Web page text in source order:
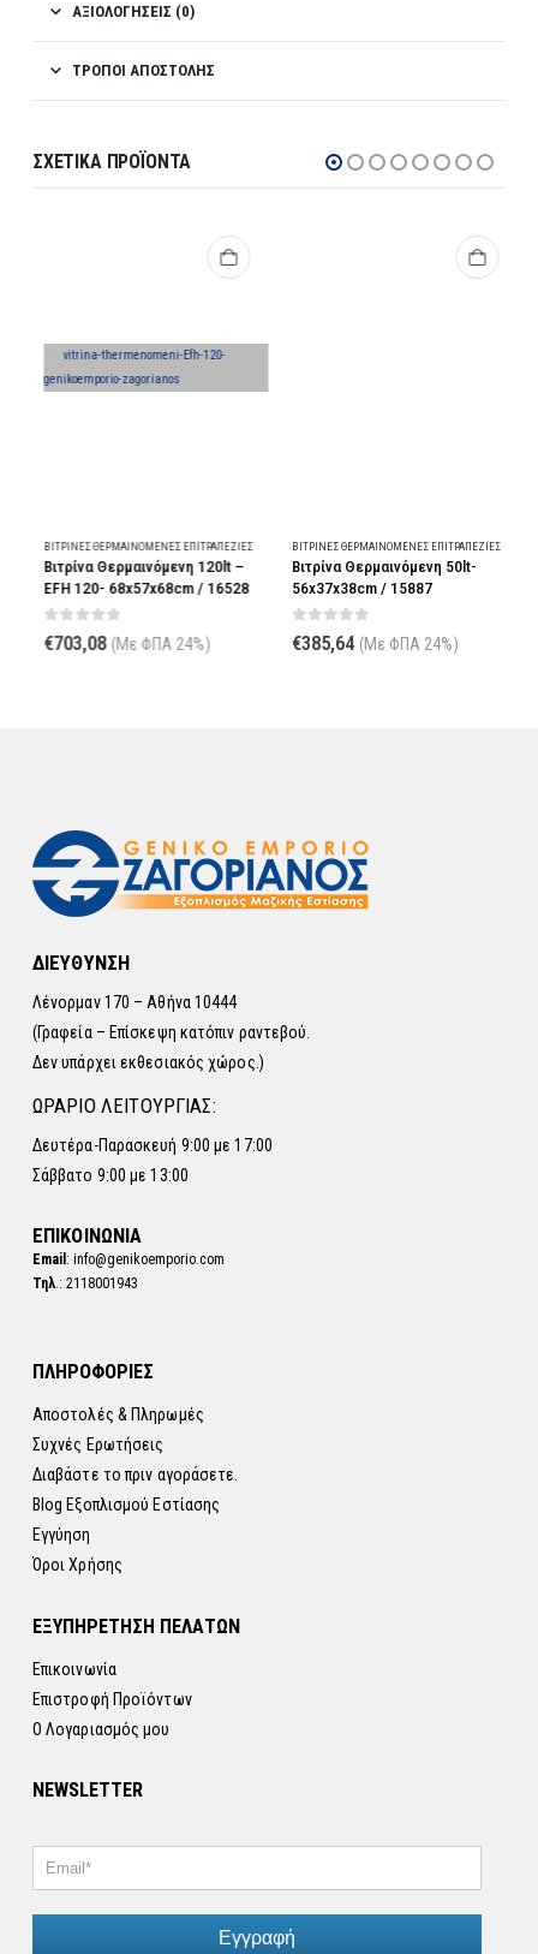
ΑΞΙΟΛΟΓΉΣΕΙΣ (0)
ΤΡΌΠΟΙ ΑΠΟΣΤΟΛΉΣ
ΣΧΕΤΙΚΆ ΠΡΟΪΌΝΤΑ
ΒΙΤΡΊΝΕΣ ΘΕΡΜΑΙΝΌΜΕΝΕΣ ΕΠΙΤΡΑΠΈΖΙΕΣ
Βιτρίνα Θερμαινόμενη 120lt –
EFH 120- 68x57x68cm / 16528
out of 5
703,08 (Με ΦΠΑ 24%)
ΒΙΤΡΊΝΕΣ ΘΕΡΜΑΙΝΌΜΕΝΕΣ ΕΠΙΤΡΑΠΈΖΙΕΣ
Βιτρίνα Θερμαινόμενη 50lt-
56x37x38cm / 15887
out of 5
385,64 (Με ΦΠΑ 24%)
ΔΙΕΥΘΥΝΣΗ
Λένορμαν 170 – Αθήνα 10444
(Γραφεία – Επίσκεψη κατόπιν ραντεβού.
Δεν υπάρχει εκθεσιακός χώρος.)
ΩΡΑΡΙΟ ΛΕΙΤΟΥΡΓΙΑΣ:
Δευτέρα-Παρασκευή 9:00 με 17:00
Σάββατο 9:00 με 13:00
ΕΠΙΚΟΙΝΩΝΙΑ
Email : info@genikoemporio.com
Τηλ.: 2118001943
ΠΛΗΡΟΦΟΡΙΕΣ
Αποστολές & Πληρωμές
Συχνές Ερωτήσεις
Διαβάστε το πριν αγοράσετε.
Blog Εξοπλισμού Εστίασης
Εγγύηση
Όροι Χρήσης
ΕΞΥΠΗΡΕΤΗΣΗ ΠΕΛΑΤΩΝ
Επικοινωνία
Επιστροφή Προϊόντων
Ο Λογαριασμός μου
NEWSLETTER
Εγγραφή